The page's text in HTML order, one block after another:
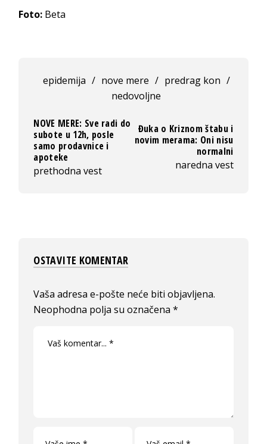
Foto: Beta
epidemija / nove mere / predrag kon /
nedovoljne
NOVE MERE: Sve radi do
subote u 12h, posle
samo prodavnice i
apoteke
prethodna vest
Đuka o Kriznom štabu i
novim merama: Oni nisu
normalni
naredna vest
OSTAVITE KOMENTAR
Vaša adresa e-pošte neće biti objavljena.
Neophodna polja su označena*